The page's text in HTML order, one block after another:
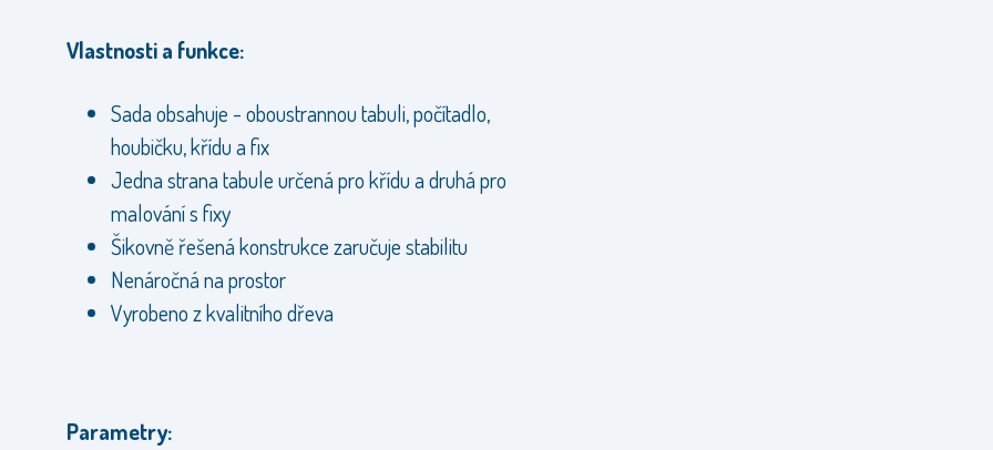
Vlastnosti a funkce:
Sada obsahuje - oboustrannou tabuli, počítadlo,
houbičku, křídu a fix
Jedna strana tabule určená pro křídu a druhá pro
malování s fixy
Šikovně řešená konstrukce zaručuje stabilitu
Nenáročná na prostor
Vyrobeno z kvalitního dřeva
Parametry: